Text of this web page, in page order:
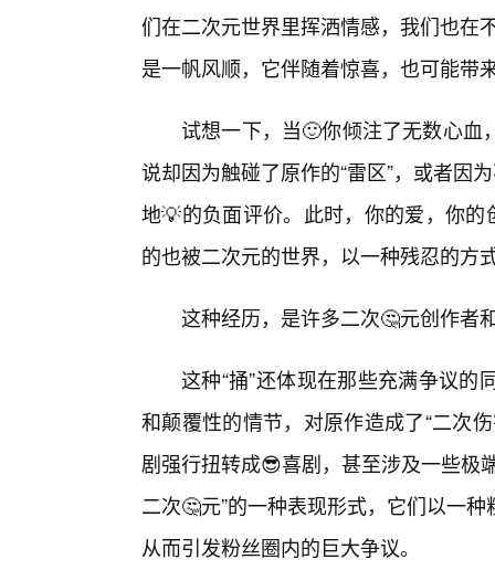
们在二次元世界里挥洒情感，我们也在
是一帆风顺，它伴随着惊喜，也可能带
试想一下，当🙂你倾注了无数心血
说却因为触碰了原作的“雷区”，或者因
地💡的负面评价。此时，你的爱，你
的也被二次元的世界，以一种残忍的方
这种经历，是许多二次🤔元创作者
这种“捅”还体现在那些充满争议
和颠覆性的情节，对原作造成了“二次
剧强行扭转成😎喜剧，甚至涉及一些极
二次🤔元”的一种表现形式，它们以一
从而引发粉丝圈内的巨大争议。